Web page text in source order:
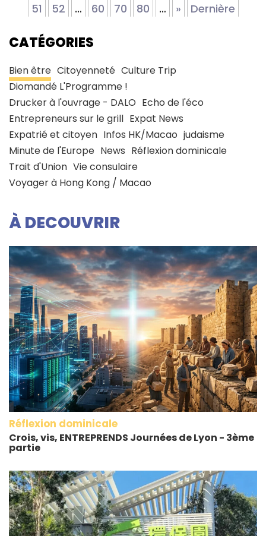
51
52 … 60 70 80 … » Dernière
CATÉGORIES
Bien être Citoyenneté Culture Trip
Diomandé L'Programme !
Drucker à l'ouvrage - DALO Echo de l'éco
Entrepreneurs sur le grill Expat News
Expatrié et citoyen Infos HK/Macao judaisme
Minute de l'Europe News Réflexion dominicale
Trait d'Union Vie consulaire
Voyager à Hong Kong / Macao
À DECOUVRIR
Réflexion dominicale
Crois, vis, ENTREPRENDS Journées de Lyon - 3ème
partie